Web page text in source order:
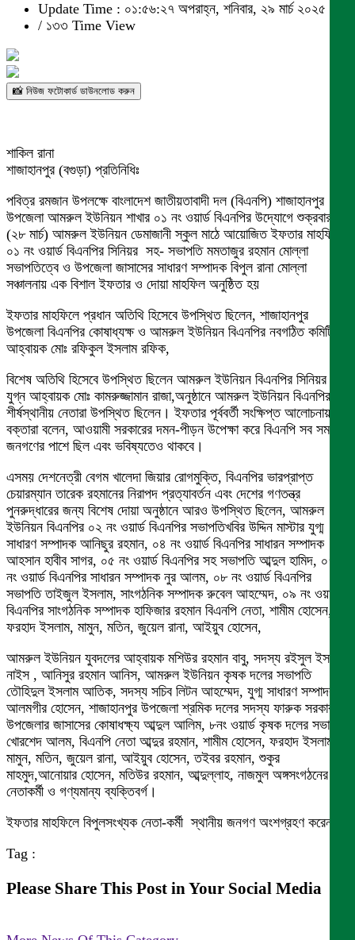
Update Time : ০১:৫৬:২৭ অপরাহ্ন, শনিবার, ২৯ মার্চ ২০২৫
/ ১৩৩ Time View
📸 নিউজ ফটোকার্ড ডাউনলোড করুন
শাকিল রানা
শাজাহানপুর (বগুড়া) প্রতিনিধিঃ
পবিত্র রমজান উপলক্ষে বাংলাদেশ জাতীয়তাবাদী দল (বিএনপি) শাজাহানপুর
উপজেলা আমরুল ইউনিয়ন শাখার ০১ নং ওয়ার্ড বিএনপির উদ্যোগে শুক্রবার
(২৮ মার্চ) আমরুল ইউনিয়ন ডেমাজানী স্কুল মাঠে আয়োজিত ইফতার মাহফিলে
০১ নং ওয়ার্ড বিএনপির সিনিয়র সহ- সভাপতি মমতাজুর রহমান মোল্লা
সভাপতিত্বে ও উপজেলা জাসাসের সাধারণ সম্পাদক বিপুল রানা মোল্লা
সঞ্চালনায় এক বিশাল ইফতার ও দোয়া মাহফিল অনুষ্ঠিত হয়
ইফতার মাহফিলে প্রধান অতিথি হিসেবে উপস্থিত ছিলেন, শাজাহানপুর
উপজেলা বিএনপির কোষাধ্যক্ষ ও আমরুল ইউনিয়ন বিএনপির নবগঠিত কমিটির
আহ্বায়ক মোঃ রফিকুল ইসলাম রফিক,
বিশেষ অতিথি হিসেবে উপস্থিত ছিলেন আমরুল ইউনিয়ন বিএনপির সিনিয়র
যুগ্ন আহ্বায়ক মোঃ কামরুজ্জামান রাজা,অনুষ্ঠানে আমরুল ইউনিয়ন বিএনপির
শীর্ষস্থানীয় নেতারা উপস্থিত ছিলেন। ইফতার পূর্ববর্তী সংক্ষিপ্ত আলোচনায়
বক্তারা বলেন, আওয়ামী সরকারের দমন-পীড়ন উপেক্ষা করে বিএনপি সব সময়
জনগণের পাশে ছিল এবং ভবিষ্যতেও থাকবে।
এসময় দেশনেত্রী বেগম খালেদা জিয়ার রোগমুক্তি, বিএনপির ভারপ্রাপ্ত
চেয়ারম্যান তারেক রহমানের নিরাপদ প্রত্যাবর্তন এবং দেশের গণতন্ত্র
পুনরুদ্ধারের জন্য বিশেষ দোয়া অনুষ্ঠানে আরও উপস্থিত ছিলেন, আমরুল
ইউনিয়ন বিএনপির ০২ নং ওয়ার্ড বিএনপির সভাপতিখবির উদ্দিন মাস্টার যুগ্ম
সাধারণ সম্পাদক আনিছুর রহমান, ০৪ নং ওয়ার্ড বিএনপির সাধারন সম্পাদক
আহসান হাবীব সাগর, ০৫ নং ওয়ার্ড বিএনপির সহ সভাপতি আব্দুল হামিদ, ০৭
নং ওয়ার্ড বিএনপির সাধারন সম্পাদক নুর আলম, ০৮ নং ওয়ার্ড বিএনপির
সভাপতি তাইজুল ইসলাম, সাংগঠনিক সম্পাদক রুবেল আহম্মেদ, ০৯ নং ওয়ার্ড
বিএনপির সাংগঠনিক সম্পাদক হাফিজার রহমান বিএনপি নেতা, শামীম হোসেন,
ফরহাদ ইসলাম, মামুন, মতিন, জুয়েল রানা, আইয়ুব হোসেন,
আমরুল ইউনিয়ন যুবদলের আহ্বায়ক মশিউর রহমান বাবু, সদস্য রইসুল ইসলাম
নাইস , আনিসুর রহমান আনিস, আমরুল ইউনিয়ন কৃষক দলের সভাপতি
তৌহিদুল ইসলাম আতিক, সদস্য সচিব লিটন আহম্মেদ, যুগ্ম সাধারণ সম্পাদক
আলমগীর হোসেন, শাজাহানপুর উপজেলা শ্রমিক দলের সদস্য ফারুক সরকার,
উপজেলার জাসাসের কোষাধক্ষ্য আব্দুল আলিম, ৮নং ওয়ার্ড কৃষক দলের সভাপতি
খোরশেদ আলম, বিএনপি নেতা আব্দুর রহমান, শামীম হোসেন, ফরহাদ ইসলাম,
মামুন, মতিন, জুয়েল রানা, আইয়ুব হোসেন, তইবর রহমান, শুকুর
মাহমুদ,আনোয়ার হোসেন, মতিউর রহমান, আব্দুল্লাহ, নাজমুল অঙ্গসংগঠনের
নেতাকর্মী ও গণ্যমান্য ব্যক্তিবর্গ।
ইফতার মাহফিলে বিপুলসংখ্যক নেতা-কর্মী স্থানীয় জনগণ অংশগ্রহণ করেন।
Tag :
Please Share This Post in Your Social Media